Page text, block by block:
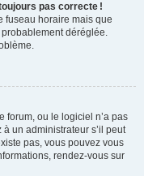
pas correcte !
fuseau horaire mais que
probablement déréglée.
forum, ou le logiciel n’a pas
un administrateur s’il peut
pas, vous pouvez vous
rendez-vous sur